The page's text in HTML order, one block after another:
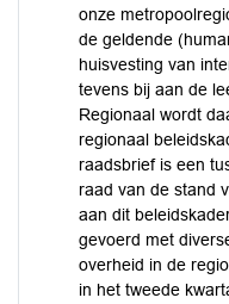
onze
de geldende
huisvesting van
tevens bij aan de
Regionaal wordt
regionaal
raadsbrief is een
raad van de stand
aan dit
gevoerd met
overheid in de
in het tweede